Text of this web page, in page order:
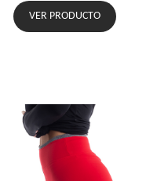
VER PRODUCTO